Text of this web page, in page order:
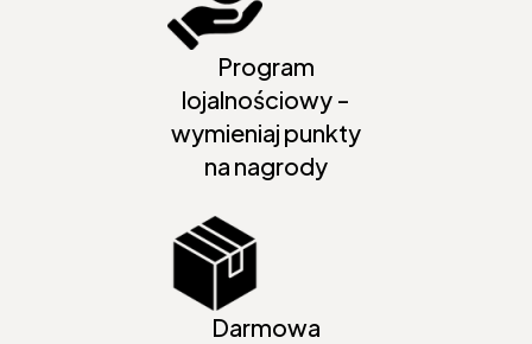
Program
lojalnościowy -
wymieniaj punkty
na nagrody
Darmowa